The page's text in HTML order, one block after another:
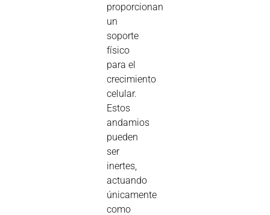
proporcionan
un
soporte
físico
para el
crecimiento
celular.
Estos
andamios
pueden
ser
inertes,
actuando
únicamente
como